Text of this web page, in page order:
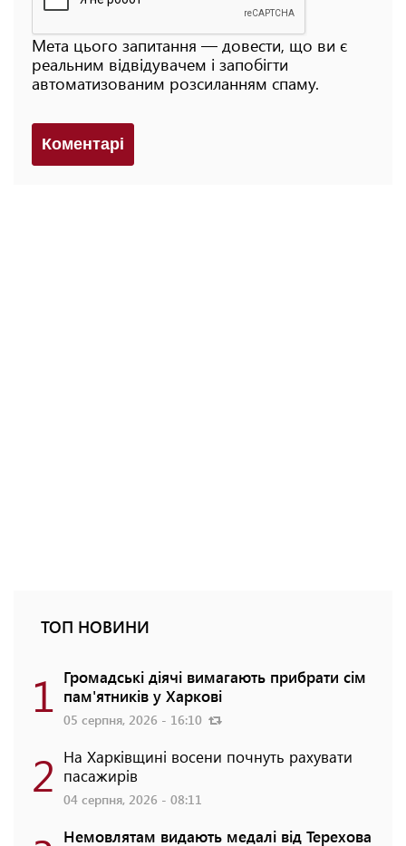
Мета цього запитання — довести, що ви є
реальним відвідувачем і запобігти
автоматизованим розсиланням спаму.
Коментарi
ТОП НОВИНИ
1 Громадські діячі вимагають прибрати сім
пам'ятників у Харкові
05 серпня, 2026 - 16:10
2 На Харківщині восени почнуть рахувати
пасажирів
04 серпня, 2026 - 08:11
Немовлятам видають медалі від Терехова